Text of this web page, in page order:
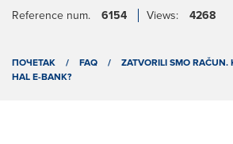
Reference num. 6154 Views: 4268
ПОЧЕТАК / FAQ /
ZATVORILI SMO RAČUN.
HAL E-BANK?